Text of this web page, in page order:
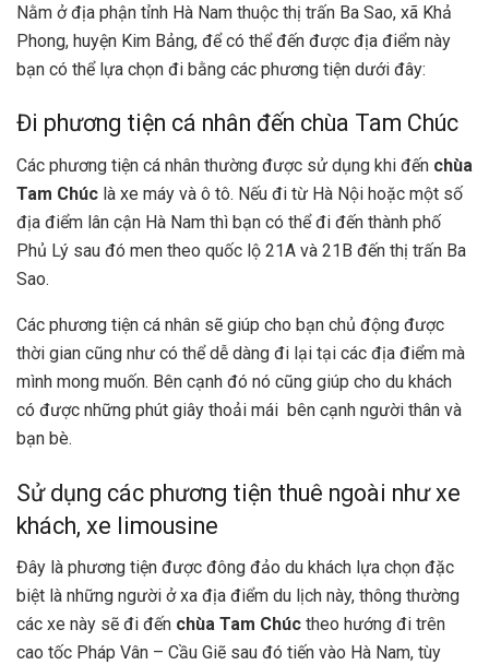
Nằm ở địa phận tỉnh Hà Nam thuộc thị trấn Ba Sao, xã Khả
Phong, huyện Kim Bảng, để có thể đến được địa điểm này
bạn có thể lựa chọn đi bằng các phương tiện dưới đây:
Đi phương tiện cá nhân đến chùa Tam Chúc
Các phương tiện cá nhân thường được sử dụng khi đến chùa
Tam Chúc là xe máy và ô tô. Nếu đi từ Hà Nội hoặc một số
địa điểm lân cận Hà Nam thì bạn có thể đi đến thành phố
Phủ Lý sau đó men theo quốc lộ 21A và 21B đến thị trấn Ba
Sao.
Các phương tiện cá nhân sẽ giúp cho bạn chủ động được
thời gian cũng như có thể dễ dàng đi lại tại các địa điểm mà
mình mong muốn. Bên cạnh đó nó cũng giúp cho du khách
có được những phút giây thoải mái bên cạnh người thân và
bạn bè.
Sử dụng các phương tiện thuê ngoài như xe
khách, xe limousine
Đây là phương tiện được đông đảo du khách lựa chọn đặc
biệt là những người ở xa địa điểm du lịch này, thông thường
các xe này sẽ đi đến chùa Tam Chúc theo hướng đi trên
cao tốc Pháp Vân – Cầu Giẽ sau đó tiến vào Hà Nam, tùy